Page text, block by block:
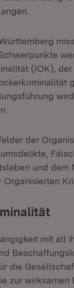
(IOK),
der
und dem
Organisierten
mit all
die
zur